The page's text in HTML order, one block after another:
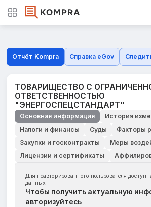
Отчёт Kompra Справка eGov
ТОВАРИЩЕСТВО С
ОТВЕТСТВЕННОСТЬЮ
"ЭНЕРГОСПЕЦСТАНДАРТ"
Основная информация
История
Налоги и финансы
Суды
Факторы
Закупки и госконтракты
Меры
Лицензии и сертификаты
Для неавторизованного пользователя
данных
Чтобы получить актуальную
авторизуйтесь